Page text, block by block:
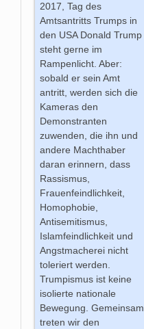
2017, Tag des
Amtsantritts Trumps in
den USA Donald Trump
steht gerne im
Rampenlicht. Aber:
sobald er sein Amt
antritt, werden sich die
Kameras den
Demonstranten
zuwenden, die ihn und
andere Machthaber
daran erinnern, dass
Rassismus,
Frauenfeindlichkeit,
Homophobie,
Antisemitismus,
Islamfeindlichkeit und
Angstmacherei nicht
toleriert werden.
Trumpismus ist keine
isolierte nationale
Bewegung. Gemeinsam
treten wir den